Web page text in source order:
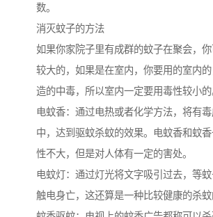
数。
消灭蚊子的方法
如果你家院子里有成群的蚊子在聚会，
较大的，如果是在室内，你要用的室内
造的中毒，所以室内一定要用毒性较小的
电蚊香：通过电热或者化学方法，将有
中，达到驱蚊杀蚊的效果。电蚊香和蚊
性不大，但是对人体有一定的害处。
电蚊灯：通过灯光将文字吸引过去，等
触电身亡，这还算是一种比较健康的杀蚊